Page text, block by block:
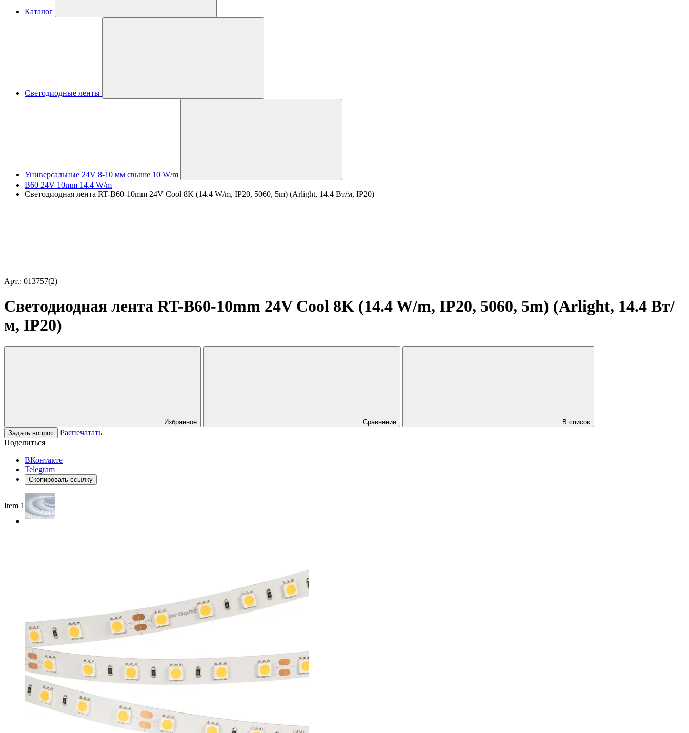
Каталог
Светодиодные ленты
Универсальные 24V 8-10 мм свыше 10 W/m
B60 24V 10mm 14.4 W/m
Светодиодная лента RT-B60-10mm 24V Cool 8K (14.4 W/m, IP20, 5060, 5m) (Arlight, 14.4 Вт/м, IP20)
Арт.: 013757(2)
Светодиодная лента RT-B60-10mm 24V Cool 8K (14.4 W/m, IP20, 5060, 5m) (Arlight, 14.4 Вт/
м, IP20)
Избранное Сравнение
В список
Задать вопрос
Распечатать
Поделиться
ВКонтакте
Telegram
Скопировать ссылку
Item 1 of 5